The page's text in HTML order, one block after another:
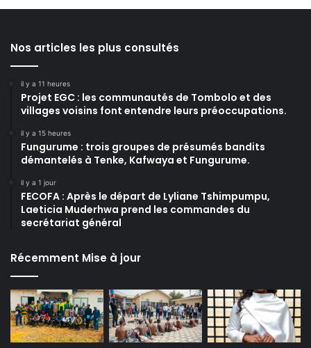
Nos articles les plus consultés
il y a 11 heures
Projet EGC : les communautés de Tombolo et des
villages voisins font entendre leurs préoccupations.
il y a 15 heures
Fungurume : trois groupes de présumés bandits
démantelés à Tenke, Kafwaya et Fungurume.
il y a 1 jour
FECOFA : Après le départ de Lyliane Tshimpumpu,
Laeticia Muderhwa prend les commandes du
secrétariat général
Récemment Mise à jour